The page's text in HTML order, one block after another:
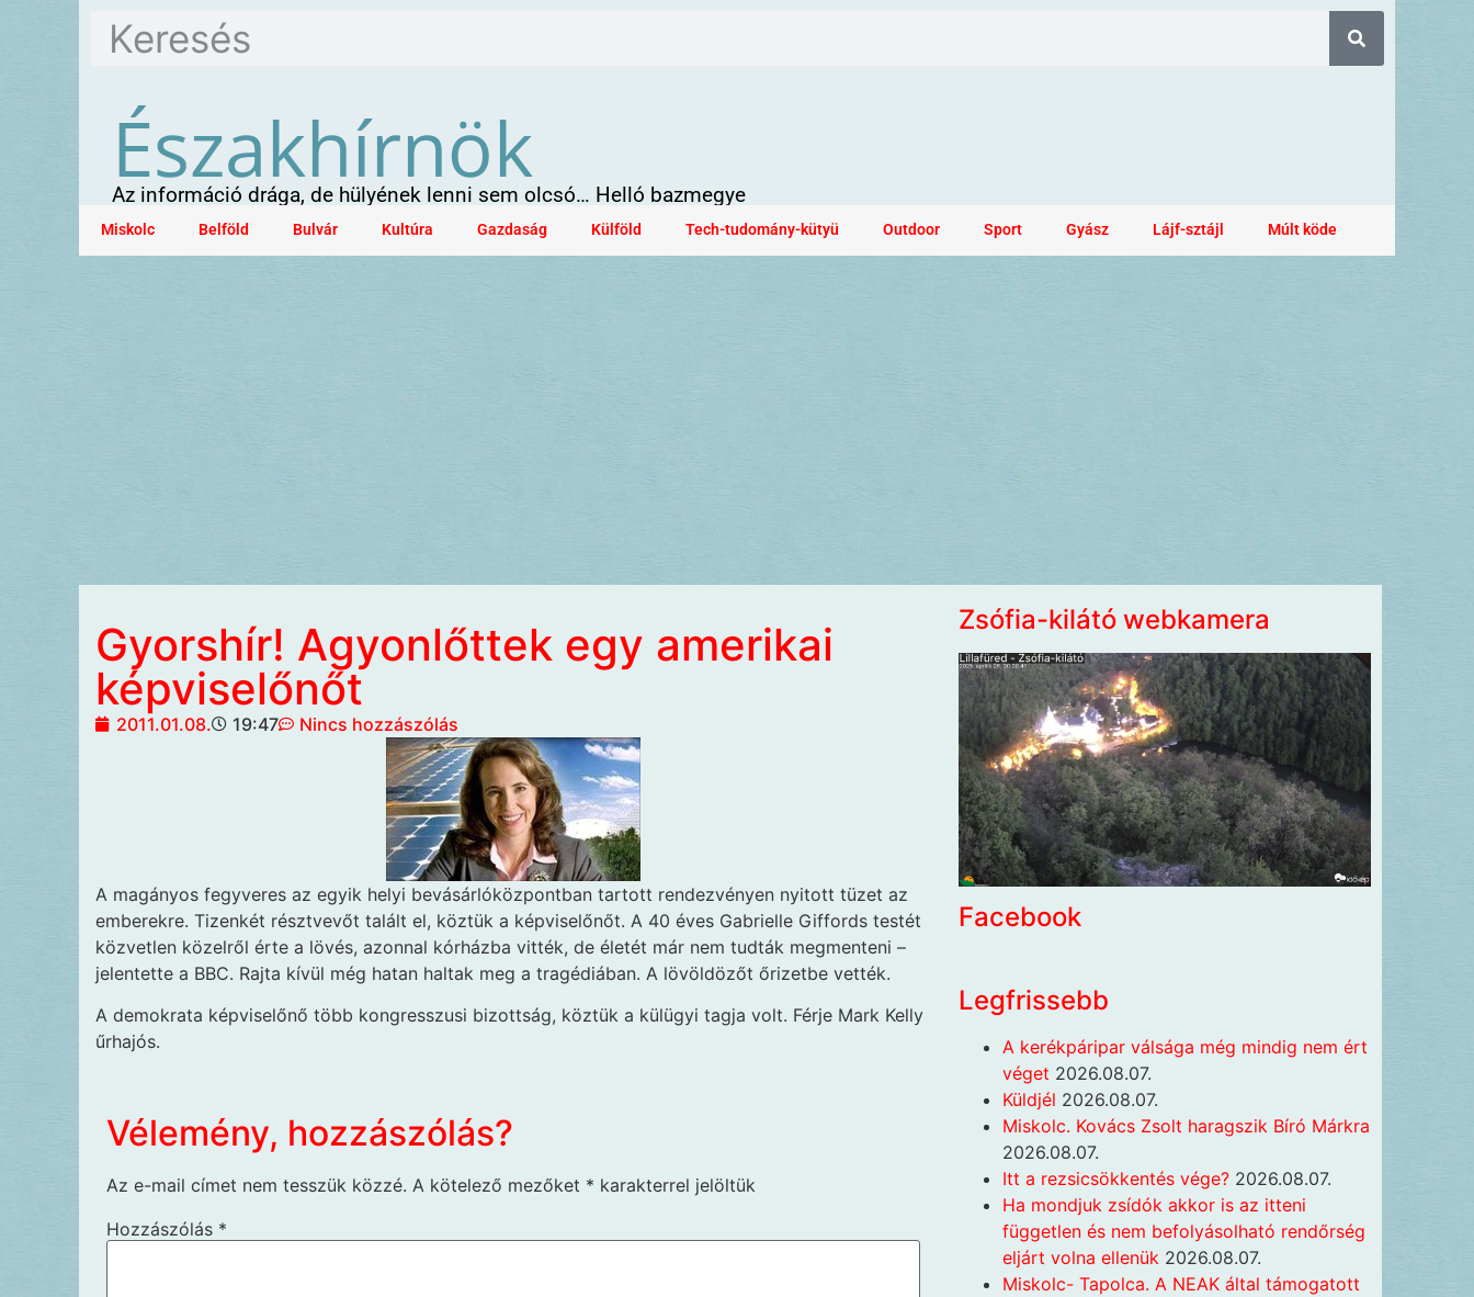
Északhírnök
Az információ drága, de hülyének lenni sem olcsó… Helló bazmegye
Miskolc Belföld Bulvár Kultúra Gazdaság Külföld Tech-tudomány-kütyü Outdoor Sport Gyász Lájf-sztájl Múlt köde
Gyorshír! Agyonlőttek egy amerikai
képviselőnőt
2011.01.08. 19:47 Nincs hozzászólás
A magányos fegyveres az egyik helyi bevásárlóközpontban tartott rendezvényen nyitott tüzet az
emberekre. Tizenkét résztvevőt talált el, köztük a képviselőnőt. A 40 éves Gabrielle Giffords testét
közvetlen közelről érte a lövés, azonnal kórházba vitték, de életét már nem tudták megmenteni –
jelentette a BBC. Rajta kívül még hatan haltak meg a tragédiában. A lövöldözőt őrizetbe vették.
A demokrata képviselőnő több kongresszusi bizottság, köztük a külügyi tagja volt. Férje Mark Kelly
űrhajós.
Vélemény, hozzászólás?
Az e-mail címet nem tesszük közzé. A kötelező mezőket * karakterrel jelöltük
Hozzászólás *
Zsófia-kilátó webkamera
Facebook
Legfrissebb
A kerékpáripar válsága még mindig nem ért
véget 2026.08.07.
Küldjél 2026.08.07.
Miskolc. Kovács Zsolt haragszik Bíró Márkra
2026.08.07.
Itt a rezsicsökkentés vége? 2026.08.07.
Ha mondjuk zsídók akkor is az itteni
független és nem befolyásolható rendőrség
eljárt volna ellenük 2026.08.07.
Miskolc- Tapolca. A NEAK által támogatott